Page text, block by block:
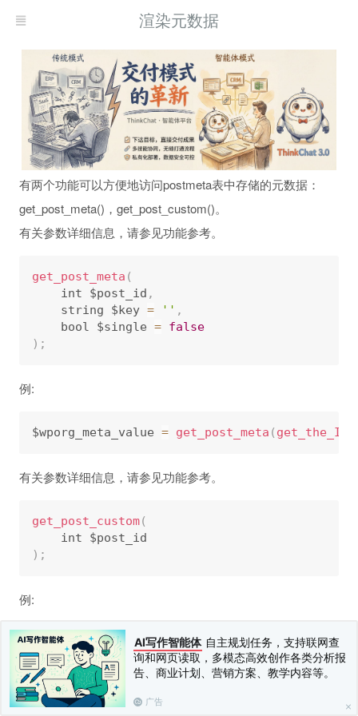
AI写作智能体 自主规划任务，支持联网查
询和网页读取，多模态高效创作各类分析报
告、商业计划、营销方案、教学内容等。
广告
渲染元数据
有两个功能可以方便地访问postmeta表中存储的元数据：
get_post_meta()，get_post_custom()。
有关参数详细信息，请参见功能参考。
get_post_meta (
    int $post_id
,
    string $key
= '' ,
    bool $single
= false
) ;
例:
$wporg_meta_value = get_post_meta ( get_the_ID
有关参数详细信息，请参见功能参考。
get_post_custom(
) ;
例:
$meta_array = get_post_custom(get_the_ID())
上一篇：自定义元数据